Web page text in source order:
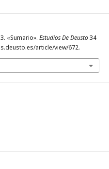
«Sumario». Estudios De Deusto34
article/view/672.